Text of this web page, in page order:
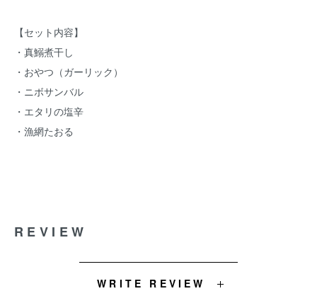
【セット内容】
・真鰯煮干し
・おやつ（ガーリック）
・ニボサンバル
・エタリの塩辛
・漁網たおる
REVIEW
WRITE REVIEW